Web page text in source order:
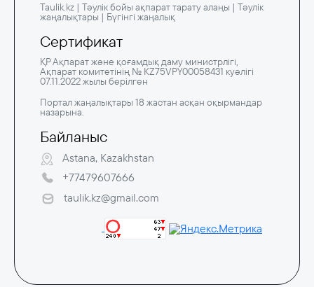
Taulik.kz | Тәулік бойы ақпарат тарату алаңы | Тәулік
жаңалықтары | Бүгінгі жаңалық
Сертификат
ҚР Ақпарат және қоғамдық даму министрлігі,
Ақпарат комитетінің № KZ75VPY00058431 куәлігі
07.11.2022 жылы берілген
Портал жаңалықтары 18 жастан асқан оқырмандар
назарына.
Байланыс
Astana, Kazakhstan
+77479607666
taulik.kz@gmail.com